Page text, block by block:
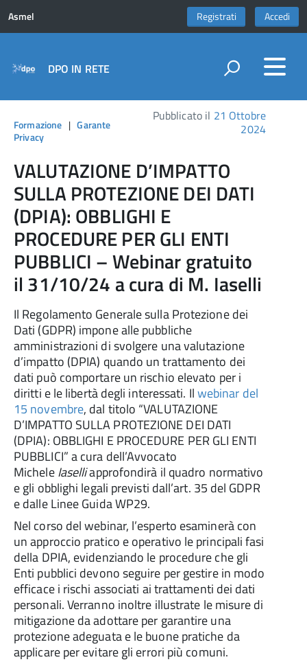
Asmel Registrati Accedi
DPO IN RETE
Formazione |Garante
Privacy
Pubblicato il 21 Ottobre
2024
VALUTAZIONE D’IMPATTO
SULLA PROTEZIONE DEI DATI
(DPIA): OBBLIGHI E
PROCEDURE PER GLI ENTI
PUBBLICI – Webinar gratuito
il 31/10/24 a cura di M. Iaselli
Il Regolamento Generale sulla Protezione dei
Dati (GDPR) impone alle pubbliche
amministrazioni di svolgere una valutazione
d’impatto (DPIA) quando un trattamento dei
dati può comportare un rischio elevato per i
diritti e le libertà degli interessati. Ilwebinar del
15 novembre, dal titolo “VALUTAZIONE
D’IMPATTO SULLA PROTEZIONE DEI DATI
(DPIA): OBBLIGHI E PROCEDURE PER GLI ENTI
PUBBLICI” a cura dell’Avvocato
MicheleIaselliapprofondirà il quadro normativo
e gli obblighi legali previsti dall’art. 35 del GDPR
e dalle Linee Guida WP29.
Nel corso del webinar, l’esperto esaminerà con
un approccio pratico e operativo le principali fasi
della DPIA, evidenziando le procedure che gli
Enti pubblici devono seguire per gestire in modo
efficace i rischi associati ai trattamenti dei dati
personali. Verranno inoltre illustrate le misure di
mitigazione da adottare per garantire una
protezione adeguata e le buone pratiche da
applicare per evitare gli errori più comuni.